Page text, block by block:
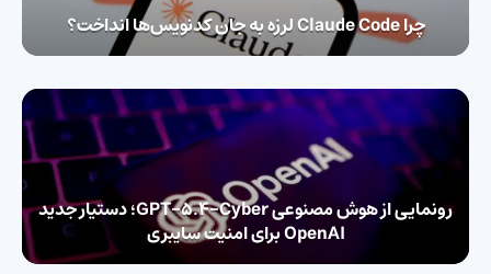
چرا Claude Code لرزه به جان کدنویس‌ها انداخت؟
رونمایی از هوش مصنوعی GPT-5.4-Cyber؛ دستیار جدید
OpenAI برای امنیت سایبری